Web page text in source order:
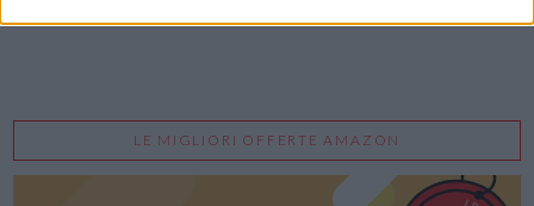
LE MIGLIORI OFFERTE AMAZON